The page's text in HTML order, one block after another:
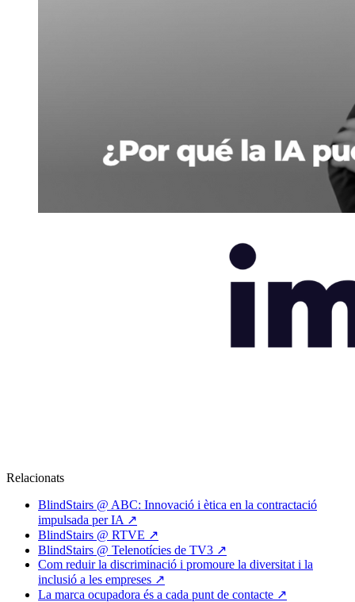
Relacionats
BlindStairs @ ABC: Innovació i ètica en la contractació
impulsada per IA ↗
BlindStairs @ RTVE ↗
BlindStairs @ Telenotícies de TV3 ↗
Com reduir la discriminació i promoure la diversitat i la
inclusió a les empreses ↗
La marca ocupadora és a cada punt de contacte ↗